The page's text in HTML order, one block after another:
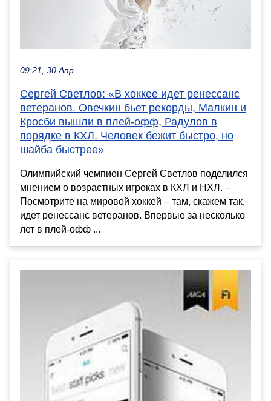
09:21, 30 Апр
Сергей Светлов: «В хоккее идет ренессанс
ветеранов. Овечкин бьет рекорды, Малкин и
Кросби вышли в плей-офф, Радулов в
порядке в КХЛ. Человек бежит быстро, но
шайба быстрее»
Олимпийский чемпион Сергей Светлов поделился
мнением о возрастных игроках в КХЛ и НХЛ. –
Посмотрите на мировой хоккей – там, скажем так,
идет ренессанс ветеранов. Впервые за несколько
лет в плей-офф ...